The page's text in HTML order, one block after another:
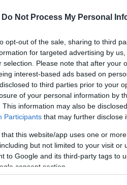
Do Not Process My Personal
opt-out of the sale, sharing to third
for targeted advertising by
selection. Please note that after your
interest-based ads based on
to third parties prior to your
of your personal information by
This information may also be
Participants that may further disclose
that this website/app uses one or
but not limited to your visit or
to Google and its third-party tags to
consent section.
διεθνών
ακόμη
outdoor και
2026 ολοκληρώθηκε στις
και content creators
σε βάθος τη
από ένα πολυθεματικό
προγράμματος, οι
της Πελοποννήσου,
παραδόσεις και
μεταξύ άλλων: